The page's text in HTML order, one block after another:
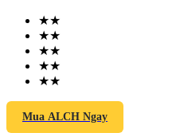
★★
★★
★★
★★
★★
Mua ALCH Ngay